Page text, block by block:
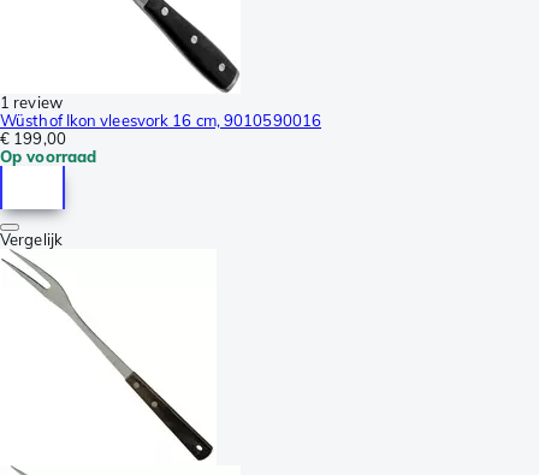
1 review
Wüsthof Ikon vleesvork 16 cm, 9010590016
€ 199,00
Op voorraad
Vergelijk